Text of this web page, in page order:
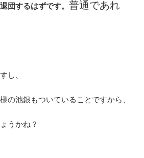
団するはずです。 普通であれ
し、
の池銀もついていることですから、
うかね？